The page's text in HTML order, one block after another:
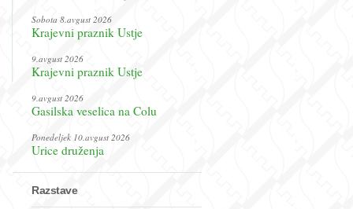
Sobota 8.avgust 2026
Krajevni praznik Ustje
9.avgust 2026
Krajevni praznik Ustje
9.avgust 2026
Gasilska veselica na Colu
Ponedeljek 10.avgust 2026
Urice druženja
Razstave